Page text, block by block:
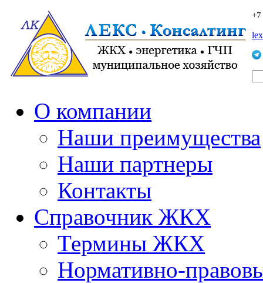
О компании
Наши преимущества
Наши партнеры
Контакты
Справочник ЖКХ
Термины ЖКХ
Нормативно-